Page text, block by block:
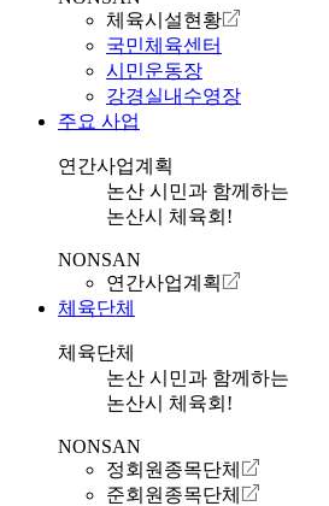
체육시설현황
국민체육센터
시민운동장
강경실내수영장
주요 사업
연간사업계획
논산 시민과 함께하는
논산시 체육회!
NONSAN
연간사업계획
체육단체
체육단체
논산 시민과 함께하는
논산시 체육회!
NONSAN
정회원종목단체
준회원종목단체